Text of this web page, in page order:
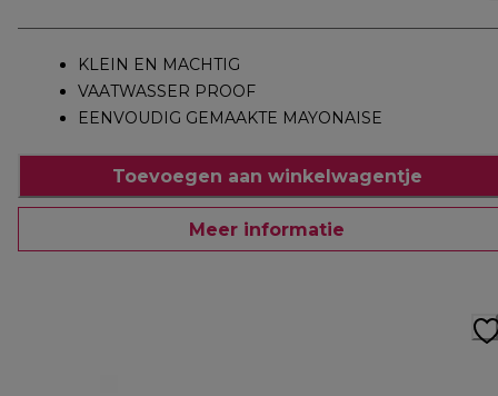
KLEIN EN MACHTIG
VAATWASSER PROOF
EENVOUDIG GEMAAKTE MAYONAISE
Toevoegen aan winkelwagentje
Meer informatie